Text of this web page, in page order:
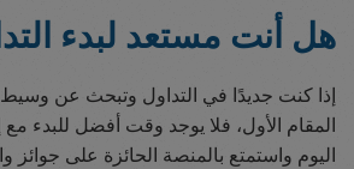
هل أنت مستعد لبدء
إذا كنت جديدًا في التداول وتبحث عن
المقام الأول، فلا يوجد وقت أفضل للبدء
اليوم واستمتع بالمنصة الحائزة على جوائز